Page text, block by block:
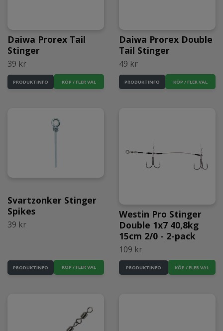
Daiwa Prorex Tail
Stinger
39 kr
PRODUKTINFO KÖP / FLER VAL
Daiwa Prorex Double
Tail Stinger
49 kr
PRODUKTINFO KÖP / FLER VAL
Svartzonker Stinger
Spikes
39 kr
PRODUKTINFO KÖP / FLER VAL
Westin Pro Stinger
Double 1x7 40,8kg
15cm 2/0 - 2-pack
109 kr
PRODUKTINFO